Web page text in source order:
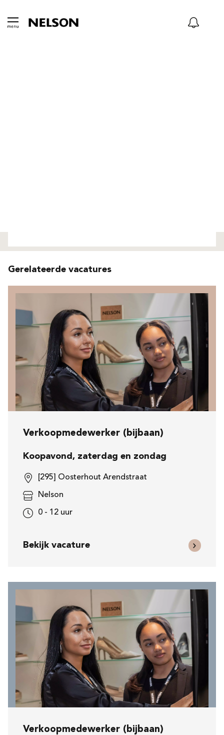
Gerelateerde vacatures
Verkoopmedewerker (bijbaan)
Koopavond, zaterdag en zondag
[295] Oosterhout Arendstraat
Nelson
0 - 12 uur
Bekijk vacature
Verkoopmedewerker (bijbaan)